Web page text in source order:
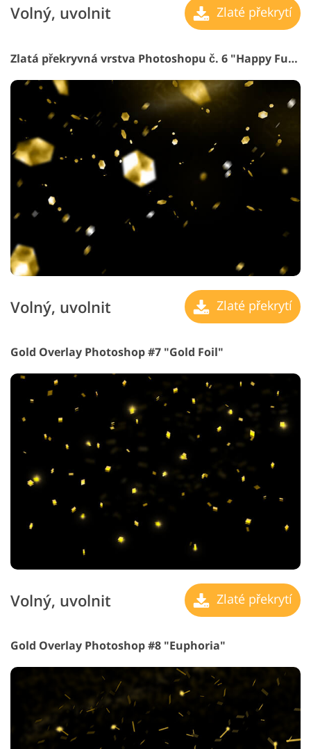
Volný, uvolnit Zlaté překrytí
Zlatá překryvná vrstva Photoshopu č. 6 "Happy Future"
Volný, uvolnit Zlaté překrytí
Gold Overlay Photoshop #7 "Gold Foil"
Volný, uvolnit Zlaté překrytí
Gold Overlay Photoshop #8 "Euphoria"